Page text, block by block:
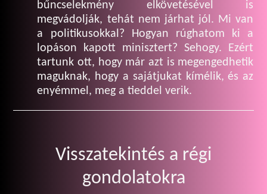
bűncselekmény elkövetésével is
megvádolják, tehát nem járhat jól. Mi van
a politikusokkal? Hogyan rúghatom ki a
lopáson kapott minisztert? Sehogy. Ezért
tartunk ott, hogy már azt is megengedhetik
maguknak, hogy a sajátjukat kímélik, és az
enyémmel, meg a tieddel verik.
Visszatekintés a régi
gondolatokra